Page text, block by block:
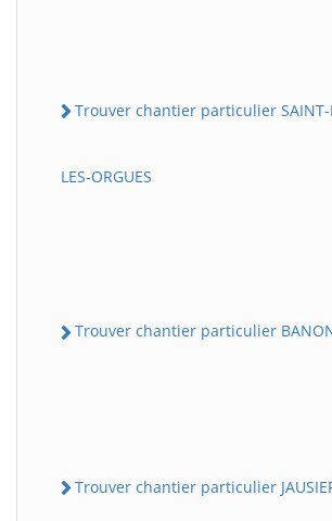
Trouver chantier particulier SAINT-
LES-ORGUES
Trouver chantier particulier
Trouver chantier particulier